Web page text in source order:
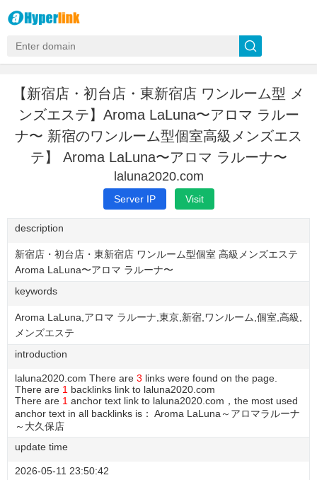
【新宿店・初台店・東新宿店 ワンルーム型 メ
ンズエステ】Aroma LaLuna〜アロマ ラルー
ナ〜 新宿のワンルーム型個室高級メンズエス
テ】 Aroma LaLuna〜アロマ ラルーナ〜
laluna2020.com
Server IP Visit
description
新宿店・初台店・東新宿店 ワンルーム型個室 高級メンズエステ
Aroma LaLuna〜アロマ ラルーナ〜
keywords
Aroma LaLuna,アロマ ラルーナ,東京,新宿,ワンルーム,個室,高級,
メンズエステ
introduction
laluna2020.com There are 3 links were found on the page.
There are 1 backlinks link to laluna2020.com
There are 1 anchor text link to laluna2020.com，the most used
anchor text in all backlinks is： Aroma LaLuna～アロマラルーナ
～大久保店
update time
2026-05-11 23:50:42